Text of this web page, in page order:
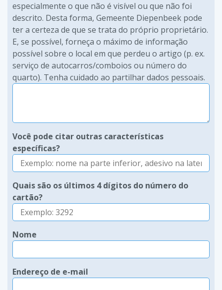
especialmente o que não é visível ou que não foi
descrito. Desta forma, Gemeente Diepenbeek pode
ter a certeza de que se trata do próprio proprietário.
E, se possível, forneça o máximo de informação
possível sobre o local em que perdeu o artigo (p. ex.
serviço de autocarros/comboios ou número do
quarto). Tenha cuidado ao partilhar dados pessoais.
Você pode citar outras características
específicas?
Quais são os últimos 4 dígitos do número do
cartão?
Nome
Endereço de e-mail